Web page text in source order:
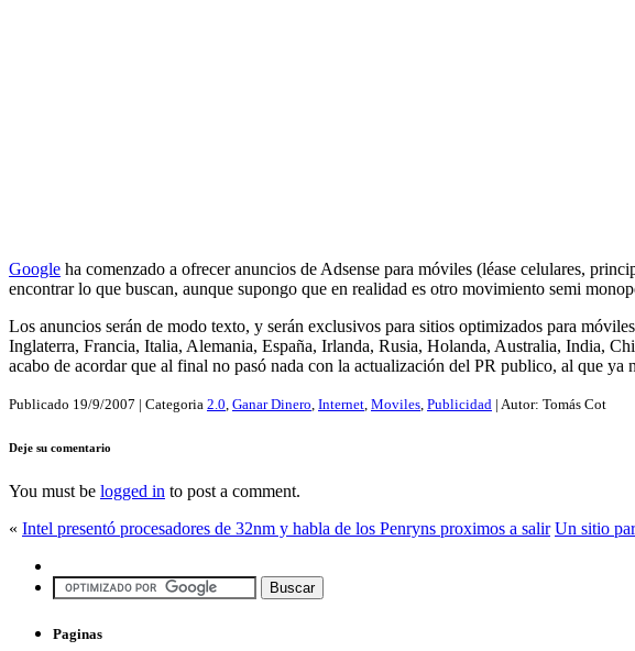
Google ha comenzado a ofrecer anuncios de Adsense para móviles (léase celulares,
encontrar lo que buscan, aunque supongo que en realidad es otro movimiento semi
Los anuncios serán de modo texto, y serán exclusivos para sitios optimizados para
Inglaterra, Francia, Italia, Alemania, España, Irlanda, Rusia, Holanda, Australia, India,
acabo de acordar que al final no pasó nada con la actualización del PR publico, al que
Publicado 19/9/2007 | Categoria 2.0, Ganar Dinero, Internet, Moviles, Publicidad | Autor: Tomás Cot
Deje su comentario
You must be logged in to post a comment.
« Intel presentó procesadores de 32nm y habla de los Penryns proximos a salir Un sitio
Paginas